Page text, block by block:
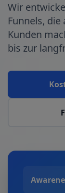
Wir
Funnels,
Kunden
bis zur